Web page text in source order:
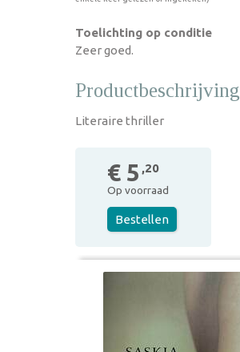
Toelichting op conditie
Zeer goed.
Productbeschrijving
Literaire thriller
€ 5 ,20
Op voorraad
Bestellen